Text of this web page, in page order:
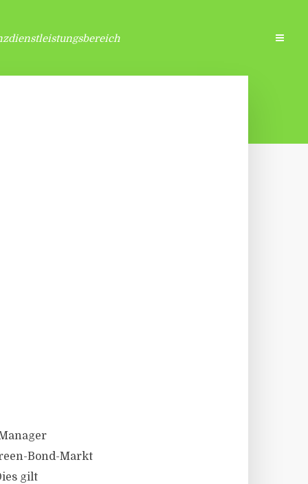
Bond-Markt
gilt